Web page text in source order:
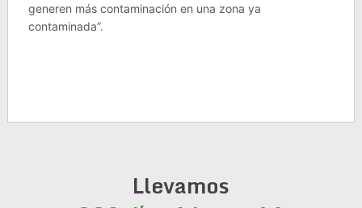
generen más contaminación en una zona ya
contaminada”.
Llevamos